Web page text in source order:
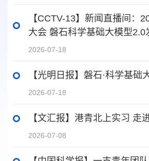
【CCTV-13】新闻直播间：
大会 磐石科学基础大模型2.0
2026-07-18
【光明日报】磐石·科学基础
2026-07-18
【文汇报】港青北上实习 走
2026-07-08